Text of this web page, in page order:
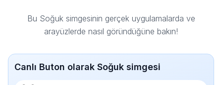
Bu Soğuk simgesinin gerçek uygulamalarda ve
arayüzlerde nasıl göründüğüne bakın!
Canlı Buton olarak Soğuk simgesi